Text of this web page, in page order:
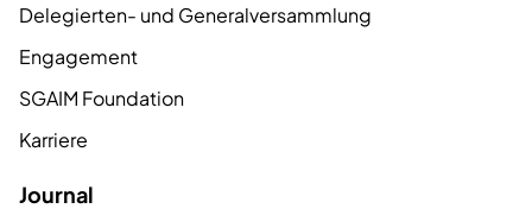
Delegierten- und Generalversammlung
Engagement
SGAIM Foundation
Karriere
Journal